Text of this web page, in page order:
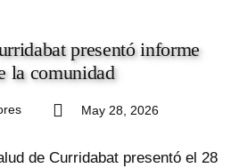
presentó informe
la comunidad
May 28, 2026
de Curridabat presentó el 28